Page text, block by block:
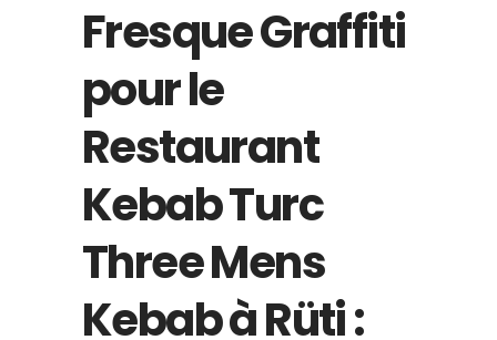
Fresque Graffiti
pour le
Restaurant
Kebab Turc
Three Mens
Kebab à Rüti :